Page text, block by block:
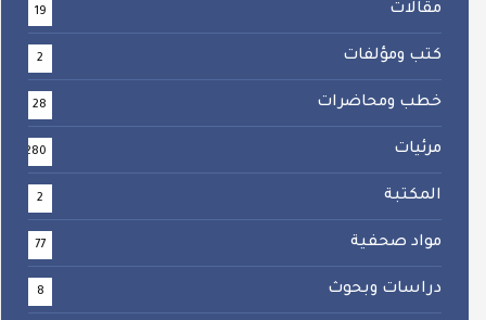
مقالات 19
كتب ومؤلفات 2
خطب ومحاضرات 28
مرئيات 280
المكتبة 2
مواد صحفية 77
دراسات وبحوث 8